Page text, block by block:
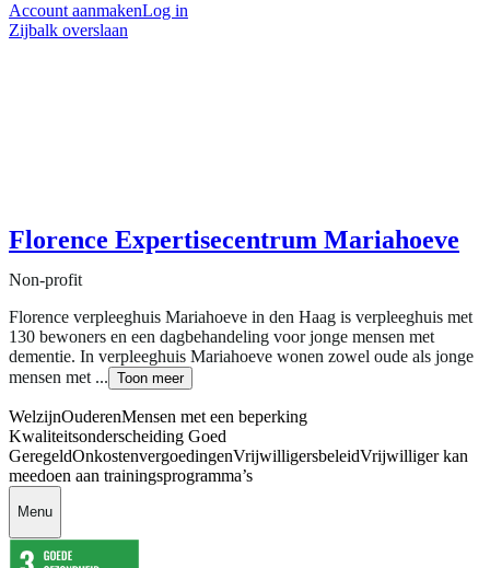
Account aanmakenLog in
Zijbalk overslaan
Florence Expertisecentrum Mariahoeve
Non-profit
Florence verpleeghuis Mariahoeve in den Haag is verpleeghuis met
130 bewoners en een dagbehandeling voor jonge mensen met
dementie. In verpleeghuis Mariahoeve wonen zowel oude als jonge
mensen met ... Toon meer
WelzijnOuderenMensen met een beperking
Kwaliteitsonderscheiding Goed
GeregeldOnkostenvergoedingenVrijwilligersbeleidVrijwilliger kan
meedoen aan trainingsprogramma’s
Menu